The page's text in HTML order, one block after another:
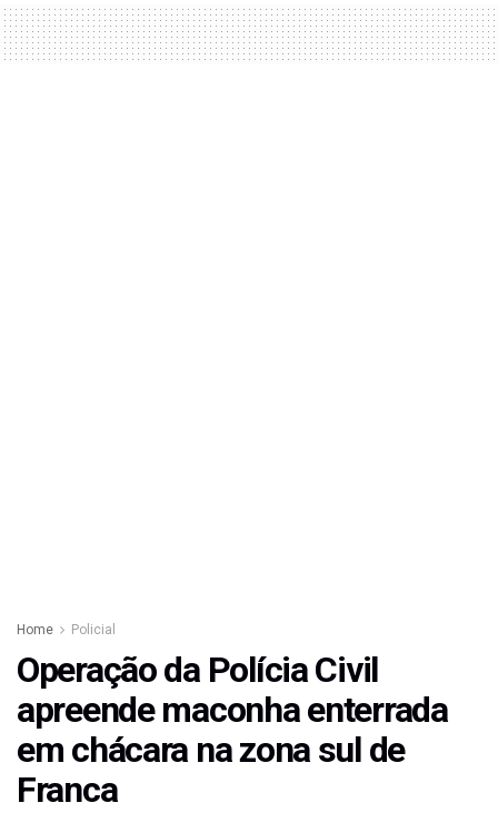
Home Policial
Operação da Polícia Civil
apreende maconha enterrada
em chácara na zona sul de
Franca